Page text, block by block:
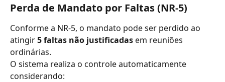
Perda de Mandato por Faltas (NR-5)
Conforme a NR-5, o mandato pode ser perdido ao
atingir 5 faltas não justificadas em reuniões
ordinárias.
O sistema realiza o controle automaticamente
considerando: